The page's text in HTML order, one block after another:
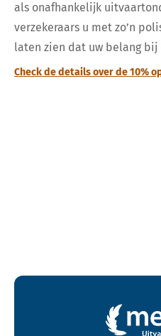
als onafhankelijk
verzekeraars u met zo’n
laten zien dat uw belang bij
Check de details over de 10%
Contactgegevens en footer menu